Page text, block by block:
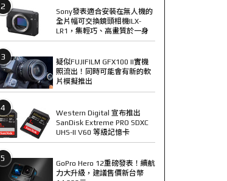
2
Sony發表適合安裝在無人機的
全片幅可交換鏡頭相機ILX-
LR1，集輕巧、高畫質於一身
3
疑似FUJIFILM GFX100 II實機
照流出！同時可能會有新的軟
片模擬推出
4
Western Digital 宣布推出
SanDisk Extreme PRO SDXC
UHS-II V60 等級記憶卡
5
GoPro Hero 12重磅發表！續航
力大升級，建議售價新台幣